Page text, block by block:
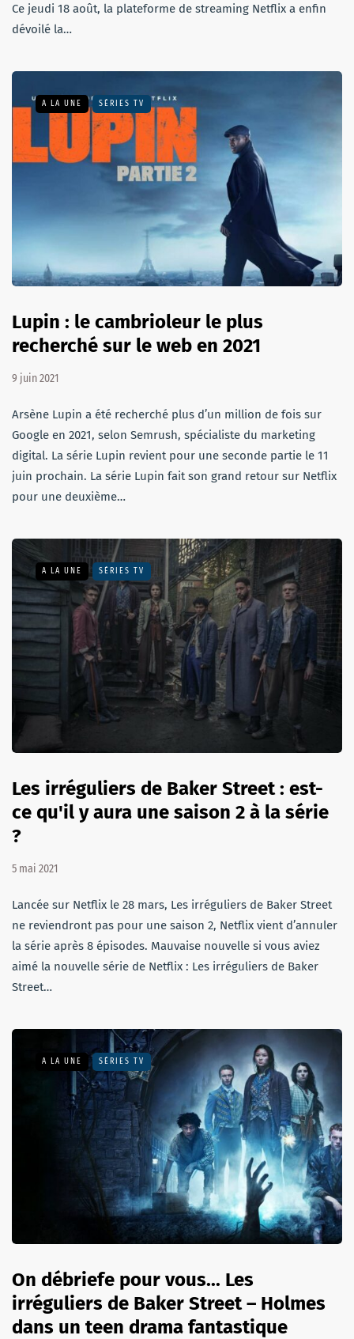
Ce jeudi 18 août, la plateforme de streaming Netflix a enfin
dévoilé la…
A LA UNE SÉRIES TV
Lupin : le cambrioleur le plus
recherché sur le web en 2021
9 juin 2021
Arsène Lupin a été recherché plus d’un million de fois sur
Google en 2021, selon Semrush, spécialiste du marketing
digital. La série Lupin revient pour une seconde partie le 11
juin prochain. La série Lupin fait son grand retour sur Netflix
pour une deuxième…
A LA UNE SÉRIES TV
Les irréguliers de Baker Street : est-
ce qu'il y aura une saison 2 à la série
?
5 mai 2021
Lancée sur Netflix le 28 mars, Les irréguliers de Baker Street
ne reviendront pas pour une saison 2, Netflix vient d’annuler
la série après 8 épisodes. Mauvaise nouvelle si vous aviez
aimé la nouvelle série de Netflix : Les irréguliers de Baker
Street…
A LA UNE SÉRIES TV
On débriefe pour vous... Les
irréguliers de Baker Street – Holmes
dans un teen drama fantastique